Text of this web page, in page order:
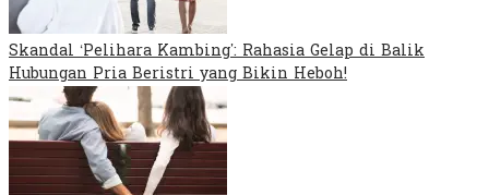
Skandal ‘Pelihara Kambing’: Rahasia Gelap di Balik
Hubungan Pria Beristri yang Bikin Heboh!